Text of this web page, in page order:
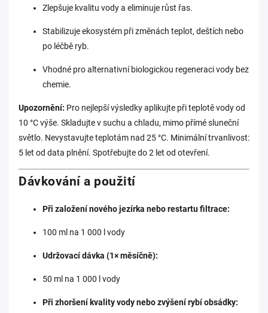
Zlepšuje kvalitu vody a eliminuje růst řas.
Stabilizuje ekosystém při změnách teplot, deštích nebo
po léčbě ryb.
Vhodné pro alternativní biologickou regeneraci vody bez
chemie.
Upozornění: Pro nejlepší výsledky aplikujte při teplotě vody od
10 °C výše. Skladujte v suchu a chladu, mimo přímé sluneční
světlo. Nevystavujte teplotám nad 25 °C. Minimální trvanlivost:
5 let od data plnění. Spotřebujte do 2 let od otevření.
Dávkování a použití
Při založení nového jezírka nebo restartu filtrace:
100 ml na 1 000 l vody
Udržovací dávka (1× měsíčně):
50 ml na 1 000 l vody
Při zhoršení kvality vody nebo zvýšení rybí obsádky: